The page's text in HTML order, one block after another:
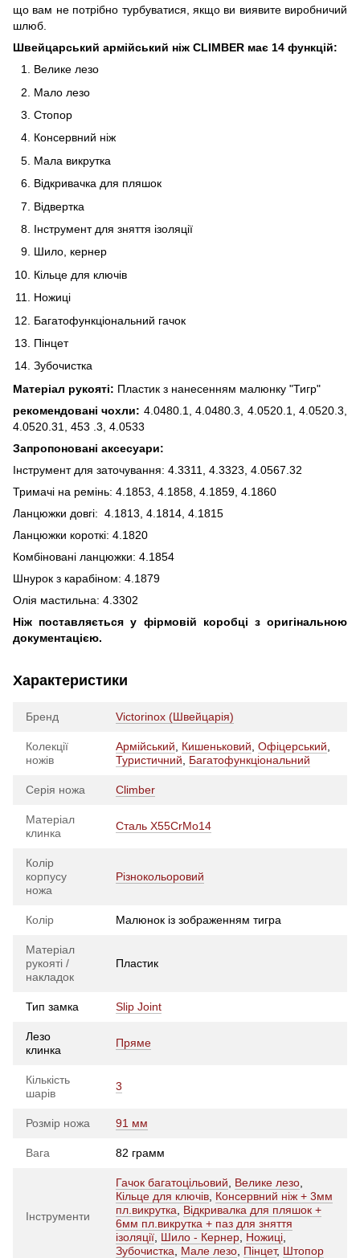
що вам не потрібно турбуватися, якщо ви виявите виробничий
шлюб.
Швейцарський армійський ніж CLIMBER має 14 функцій:
Велике лезо
Мало лезо
Стопор
Консервний ніж
Мала викрутка
Відкривачка для пляшок
Відвертка
Інструмент для зняття ізоляції
Шило, кернер
Кільце для ключів
Ножиці
Багатофункціональний гачок
Пінцет
Зубочистка
Матеріал рукояті: Пластик з нанесенням малюнку "Тигр"
рекомендовані чохли: 4.0480.1, 4.0480.3, 4.0520.1, 4.0520.3,
4.0520.31, 453 .3, 4.0533
Запропоновані аксесуари:
Інструмент для заточування: 4.3311, 4.3323, 4.0567.32
Тримачі на ремінь: 4.1853, 4.1858, 4.1859, 4.1860
Ланцюжки довгі: 4.1813, 4.1814, 4.1815
Ланцюжки короткі: 4.1820
Комбіновані ланцюжки: 4.1854
Шнурок з карабіном: 4.1879
Олія мастильна: 4.3302
Ніж поставляється у фірмовій коробці з оригінальною
документацією.
Характеристики
Бренд Victorinox (Швейцарія)
Колекції
ножів
Армійський Кишеньковий Офіцерський
Туристичний
Багатофункціональний
Серія ножа Climber
Матеріал
клинка
Сталь X55CrMo14
Колір
корпусу
ножа
Різнокольоровий
Колір Малюнок із зображенням тигра
Матеріал
рукояті /
накладок
Пластик
Тип замка Slip Joint
Лезо
клинка
Пряме
Кількість
шарів
3
Розмір ножа 91 мм
Вага 82 грамм
Інструменти
Гачок багатоцільовий Велике лезо
Кільце для ключів Консервний ніж + 3мм
пл.викрутка
Відкривалка для пляшок +
6мм пл.викрутка + паз для зняття
ізоляції Шило - Кернер Ножиці
Зубочистка
Мале лезо Пінцет, Штопор